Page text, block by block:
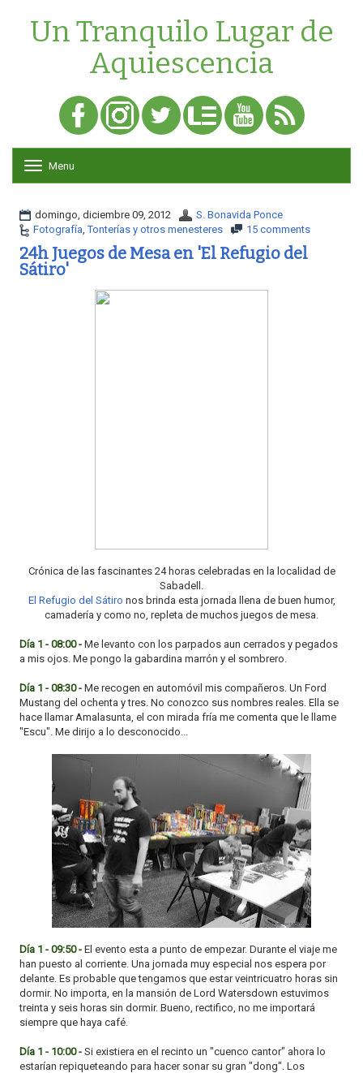
Un Tranquilo Lugar de
Aquiescencia
o
g
l
n
Menu
domingo, diciembre 09, 2012
S. Bonavida Ponce
Fotografía,Tonterías y otros menesteres 15 comments
24h Juegos de Mesa en 'El Refugio del
Sátiro'
Crónica de las fascinantes 24 horas celebradas en la localidad de
Sabadell.
El Refugio del Sátiro nos brinda esta jornada llena de buen humor,
camadería y como no, repleta de muchos juegos de mesa.
Día 1 - 08:00 - Me levanto con los parpados aun cerrados y pegados
a mis ojos. Me pongo la gabardina marrón y el sombrero.
Día 1 - 08:30 - Me recogen en automóvil mis compañeros. Un Ford
Mustang del ochenta y tres. No conozco sus nombres reales. Ella se
hace llamar Amalasunta, el con mirada fría me comenta que le llame
"Escu". Me dirijo a lo desconocido...
Día 1 - 09:50 - El evento esta a punto de empezar. Durante el viaje me
han puesto al corriente. Una jornada muy especial nos espera por
delante. Es probable que tengamos que estar veintricuatro horas sin
dormir. No importa, en la mansión de Lord Watersdown estuvimos
treinta y seis horas sin dormir. Bueno, rectifico, no me importará
siempre que haya café.
Día 1 - 10:00 - Si existiera en el recinto un "cuenco cantor" ahora lo
estarían repiqueteando para hacer sonar su gran "dong". Los